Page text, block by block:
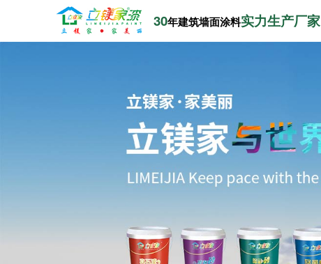
30年建筑墙面涂料实力生产厂家